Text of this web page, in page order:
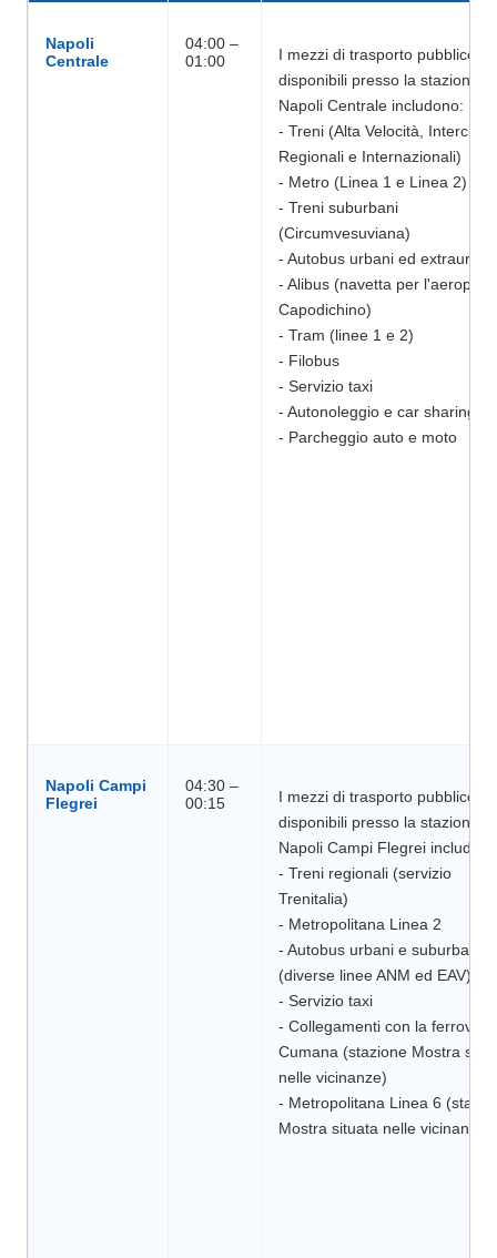
Napoli
04:00 –
I mezzi di trasporto pubblico
disponibili presso la stazione di
Napoli Centrale includono:
- Treni (Alta Velocità, Intercity,
Regionali e Internazionali)
- Metro (Linea 1 e Linea 2)
- Treni suburbani
(Circumvesuviana)
- Autobus urbani ed
- Alibus (navetta per
Capodichino)
- Tram (linee 1 e 2)
- Filobus
- Servizio taxi
- Autonoleggio e car sharing
Napoli Campi
04:30 –
I mezzi di trasporto pubblico
disponibili presso la stazione di
Napoli Campi Flegrei
- Treni regionali (servizio
Trenitalia)
- Metropolitana Linea 2
- Autobus urbani e suburbani
(diverse linee ANM ed EAV)
- Servizio taxi
- Collegamenti con la ferrovia
Cumana (stazione Mostra
nelle vicinanze)
- Metropolitana Linea 6